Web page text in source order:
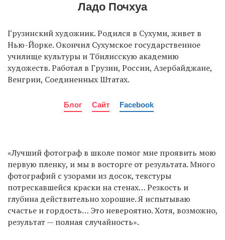
EN
UA
Ладо Почхуа
Грузинский художник. Родился в Сухуми, живет в
Нью-Йорке. Окончил Сухумское государственное
училище культуры и Тбилисскую академию
художеств. Работал в Грузии, России, Азербайджане,
Венгрии, Соединенных Штатах.
Блог Сайт Facebook
«Лучший фотограф в школе помог мне проявить мою
первую пленку, и мы в восторге от результата. Много
фотографий с узорами из досок, текстуры
потрескавшейся краски на стенах… Резкость и
глубина действительно хорошие. Я испытываю
счастье и гордость… Это невероятно. Хотя, возможно,
результат — полная случайность».